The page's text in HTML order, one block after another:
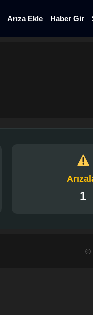
Arıza Ekle Haber Gir
1
©